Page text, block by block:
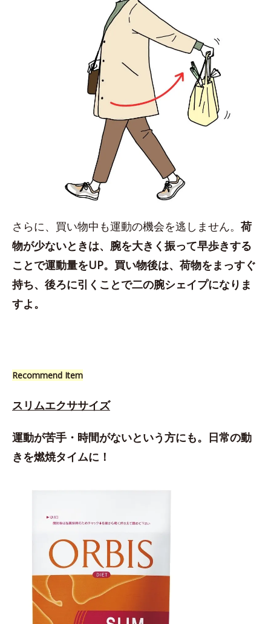
さらに、買い物中も運動の機会を逃しません。 荷
物が少ないときは、腕を大きく振って早歩きする
ことで運動量をUP。買い物後は、荷物をまっすぐ
持ち、後ろに引くことで二の腕シェイプになりま
すよ。
Recommend Item
スリムエクササイズ
運動が苦手・時間がないという方にも。日常の動
きを燃焼タイムに！